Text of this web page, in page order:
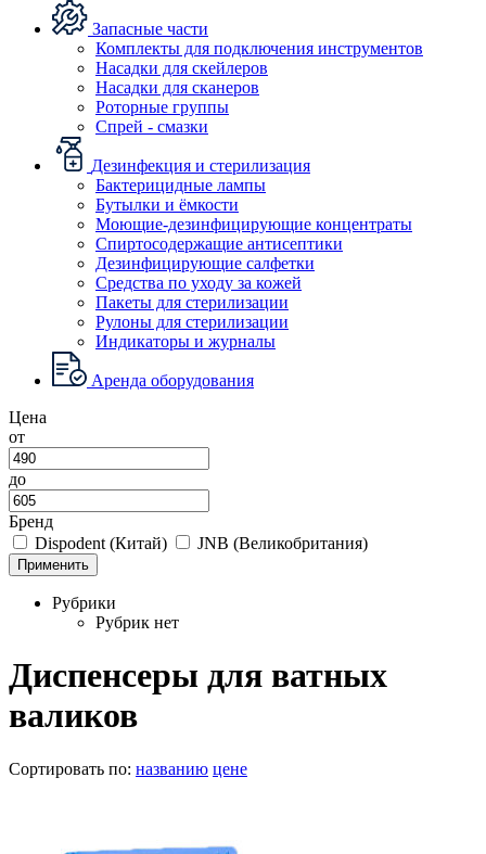
Запасные части
Комплекты для подключения инструментов
Насадки для скейлеров
Насадки для сканеров
Роторные группы
Спрей - смазки
Дезинфекция и стерилизация
Бактерицидные лампы
Бутылки и ёмкости
Моющие-дезинфицирующие концентраты
Спиртосодержащие антисептики
Дезинфицирующие салфетки
Средства по уходу за кожей
Пакеты для стерилизации
Рулоны для стерилизации
Индикаторы и журналы
Аренда оборудования
Цена
от
до
Бренд
Dispodent (Китай)
JNB (Великобритания)
Применить
Рубрики
Рубрик нет
Диспенсеры для ватных
валиков
Сортировать по: названию цене